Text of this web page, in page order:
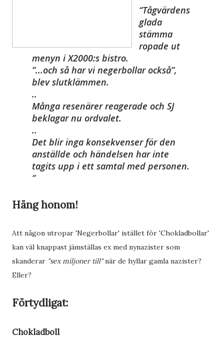
Tågvärdens
glada
stämma
ropade ut
menyn i X2000:s bistro.
”...och så har vi negerbollar också”,
blev slutklämmen.
..
Många resenärer reagerade och SJ
beklagar nu ordvalet.
..
Det blir inga konsekvenser för den
anställde och händelsen har inte
tagits upp i ett samtal med personen.
Häng honom!
Att någon utropar 'Negerbollar' istället för 'Chokladbollar'
kan väl knappast jämställas ex med nynazister som
skanderar "sex miljoner till"när de hyllar gamla nazister?
Eller?
Förtydligat:
Chokladboll